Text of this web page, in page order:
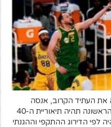
העתיד הקרוב, אנסה
להסתמך על העבר בשתי דרכים. הראשונה תהיה תיאוריית ה-40
תהיה לפי הדירוג ההתקפי וההגנתי